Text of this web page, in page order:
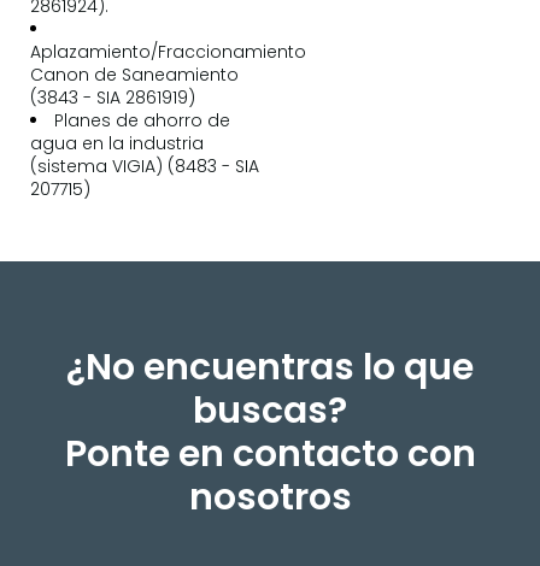
2861924).
Aplazamiento/Fraccionamiento
Canon de Saneamiento
(3843 - SIA 2861919)
Planes de ahorro de
agua en la industria
(sistema VIGIA) (8483 - SIA
207715)
¿No encuentras lo que
buscas?
Ponte en contacto con
nosotros